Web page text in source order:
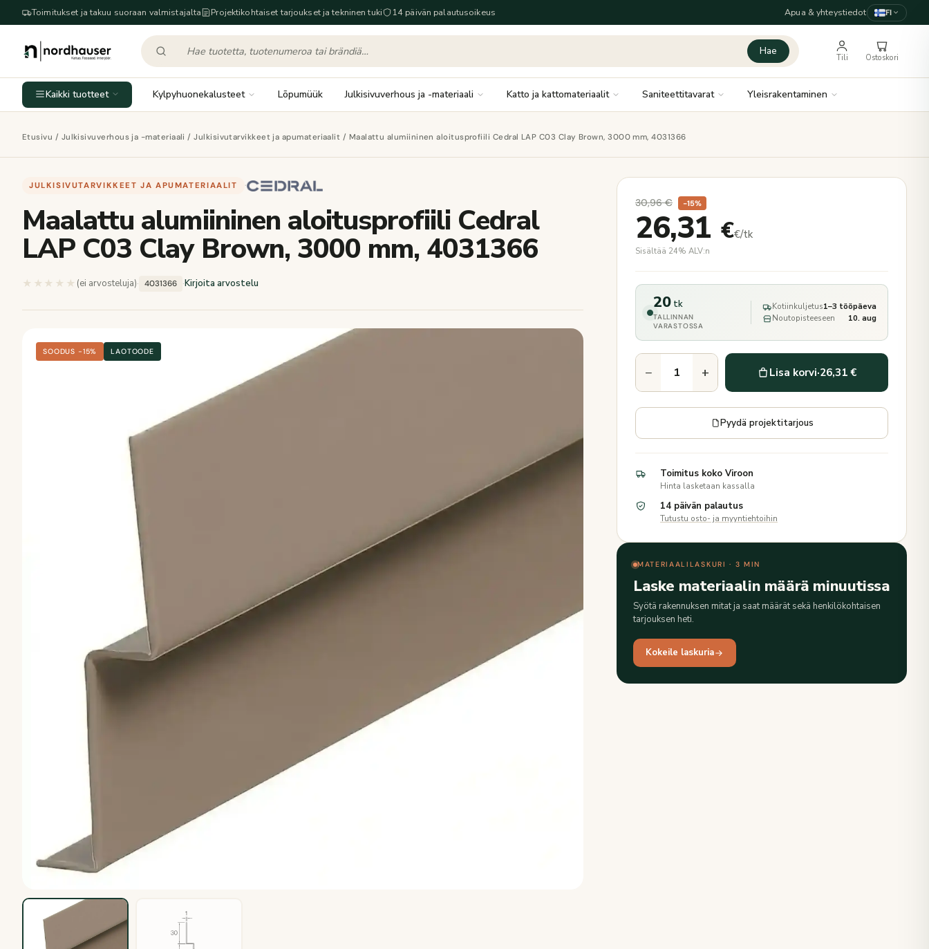
Toimitukset ja takuu suoraan valmistajalta Projektikohtaiset tarjoukset ja tekninen tuki 14 päivän palautusoikeus Apua & yhteystiedot FI
Hae
Tili Ostoskori
Kaikki tuotteet Kylpyhuonekalusteet Lõpumüük Julkisivuverhous ja -materiaali Katto ja kattomateriaalit Saniteettitavarat Yleisrakentaminen
Etusivu / Julkisivuverhous ja -materiaali /Julkisivutarvikkeet ja apumateriaalit / Maalattu alumiininen aloitusprofiili Cedral LAP C03 Clay Brown, 3000 mm, 4031366
JULKISIVUTARVIKKEET JA APUMATERIAALIT ·
Maalattu alumiininen aloitusprofiili Cedral
LAP C03 Clay Brown, 3000 mm, 4031366
★★★★★ ★★★★★
(ei arvosteluja)· 4031366 ·Kirjoita arvostelu
SOODUS −15% LAOTOODE
30,96€ −15%
26,31 €€/tk
Sisältää 24% ALV:n
20 tk
TALLINNAN
VARASTOSSA
Kotiinkuljetus1–3 tööpäeva
Noutopisteeseen
10. aug
− + Lisa korvi·26,31 €
Pyydä projektitarjous
Toimitus koko Viroon
Hinta lasketaan kassalla
14 päivän palautus
Tutustu osto- ja myyntiehtoihin
MATERIAALILASKURI · 3 MIN
Laske materiaalin määrä minuutissa
Syötä rakennuksen mitat ja saat määrät sekä henkilökohtaisen
tarjouksen heti.
Kokeile laskuria